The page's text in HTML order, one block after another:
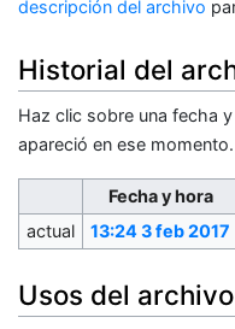
descripción del archivo
Historial del
Haz clic sobre una fecha
apareció en ese momento.
Fecha y hora
actual
13:24 3 feb 2017
Usos del archivo